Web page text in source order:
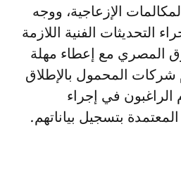
الإزعاجية، ووجه
التحديثات الفنية اللازمة
المصري مع إعطاء مهلة
المحمول بالإطلاق
الراغبون في إجراء
بتسجيل بياناتهم.